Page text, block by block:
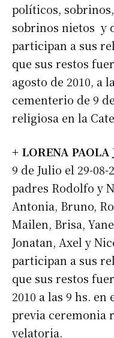
políticos,
sobrinos nietos y
participan a sus
que sus restos
agosto de 2010, a
cementerio de 9
religiosa en la
+ LORENA PAOLA
9 de Julio el 29-08-
padres Rodolfo y
Antonia, Bruno,
Mailen, Brisa,
Jonatan, Axel y
participan a sus
que sus restos
2010 a las 9 hs.
previa ceremonia
velatoria.